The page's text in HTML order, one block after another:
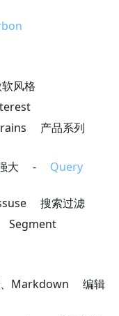
风格
产品系列
强大 - Query
搜索过滤
Markdown 编辑